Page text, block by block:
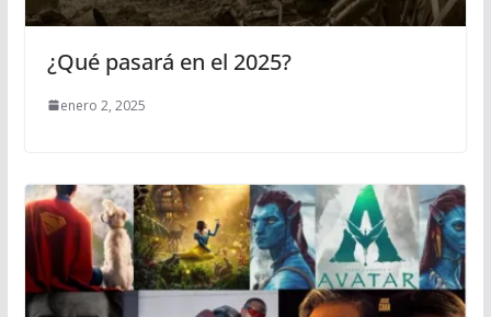
¿Qué pasará en el 2025?
enero 2, 2025